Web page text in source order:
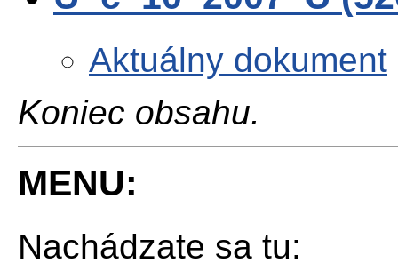
Aktuálny dokument
Koniec obsahu.
MENU:
Nachádzate sa tu: